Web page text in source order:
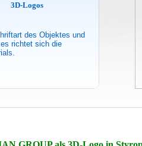
des Objektes und
richtet sich die
3D-Logos